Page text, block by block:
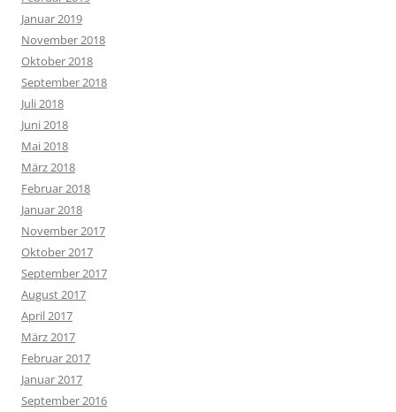
Januar 2019
November 2018
Oktober 2018
September 2018
Juli 2018
Juni 2018
Mai 2018
März 2018
Februar 2018
Januar 2018
November 2017
Oktober 2017
September 2017
August 2017
April 2017
März 2017
Februar 2017
Januar 2017
September 2016